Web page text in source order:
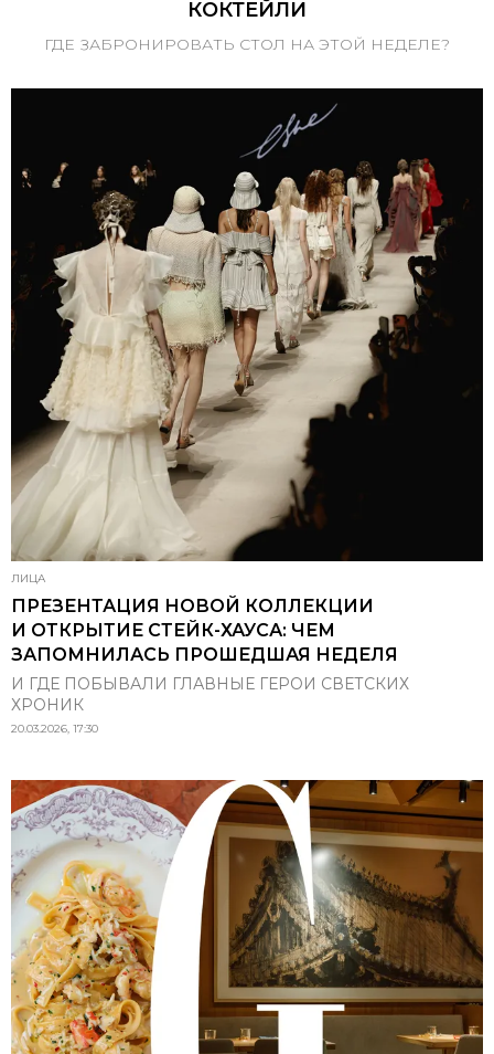
КОКТЕЙЛИ
ГДЕ ЗАБРОНИРОВАТЬ СТОЛ НА ЭТОЙ НЕДЕЛЕ?
ЛИЦА
ПРЕЗЕНТАЦИЯ НОВОЙ КОЛЛЕКЦИИ
И ОТКРЫТИЕ СТЕЙК-ХАУСА: ЧЕМ
ЗАПОМНИЛАСЬ ПРОШЕДШАЯ НЕДЕЛЯ
И ГДЕ ПОБЫВАЛИ ГЛАВНЫЕ ГЕРОИ СВЕТСКИХ
ХРОНИК
20.03.2026, 17:30